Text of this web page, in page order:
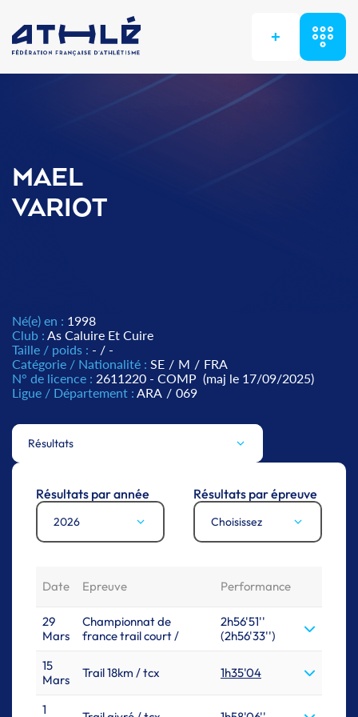
+
MAEL
VARIOT
Né(e) en : 1998
Club : As Caluire Et Cuire
Taille / poids : - / -
Catégorie / Nationalité : SE / M / FRA
N° de licence : 2611220 - COMP (maj le 17/09/2025)
Ligue / Département : ARA / 069
Résultats
Résultats par année
2026
Résultats par épreuve
Choisissez
Date Epreuve Performance
29
Mars
Championnat de
france trail court /
2h56'51''
(2h56'33'')
15
Mars
Trail 18km / tcx 1h35'04
1